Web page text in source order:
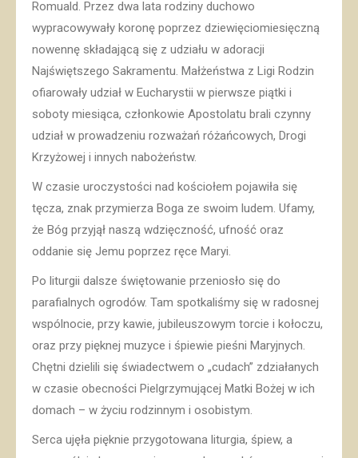
Romuald. Przez dwa lata rodziny duchowo
wypracowywały koronę poprzez dziewięciomiesięczną
nowennę składającą się z udziału w adoracji
Najświętszego Sakramentu. Małżeństwa z Ligi Rodzin
ofiarowały udział w Eucharystii w pierwsze piątki i
soboty miesiąca, członkowie Apostolatu brali czynny
udział w prowadzeniu rozważań różańcowych, Drogi
Krzyżowej i innych nabożeństw.
W czasie uroczystości nad kościołem pojawiła się
tęcza, znak przymierza Boga ze swoim ludem. Ufamy,
że Bóg przyjął naszą wdzięczność, ufność oraz
oddanie się Jemu poprzez ręce Maryi.
Po liturgii dalsze świętowanie przeniosło się do
parafialnych ogrodów. Tam spotkaliśmy się w radosnej
wspólnocie, przy kawie, jubileuszowym torcie i kołoczu,
oraz przy pięknej muzyce i śpiewie pieśni Maryjnych.
Chętni dzielili się świadectwem o „cudach” zdziałanych
w czasie obecności Pielgrzymującej Matki Bożej w ich
domach – w życiu rodzinnym i osobistym.
Serca ujęła pięknie przygotowana liturgia, śpiew, a